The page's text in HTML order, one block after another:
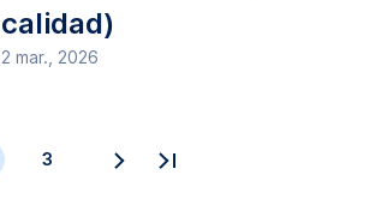
calidad)
2 mar., 2026
3